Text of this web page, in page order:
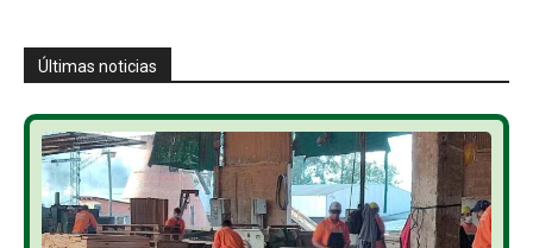
Últimas noticias